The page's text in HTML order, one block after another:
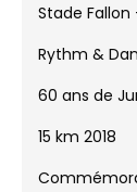
Stade
Rythm &
60 ans de
15 km 2018